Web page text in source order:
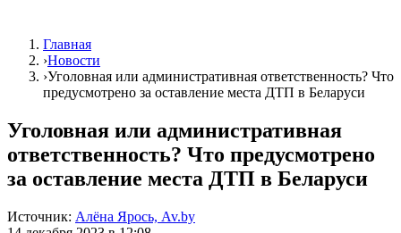
Главная
›Новости
›Уголовная или административная ответственность? Что
предусмотрено за оставление места ДТП в Беларуси
Уголовная или административная
ответственность? Что предусмотрено
за оставление места ДТП в Беларуси
Источник: Алёна Ярось, Av.by